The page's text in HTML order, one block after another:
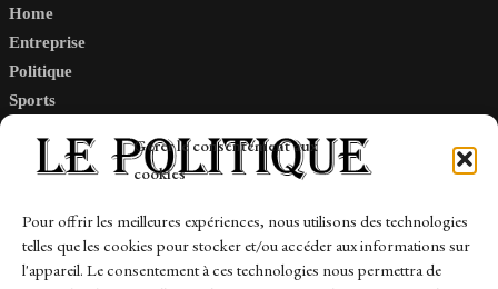
Gérer le consentement aux
cookies
Pour offrir les meilleures expériences, nous utilisons des technologies
telles que les cookies pour stocker et/ou accéder aux informations sur
l'appareil. Le consentement à ces technologies nous permettra de
Home
Entreprise
Politique
Sports
Links